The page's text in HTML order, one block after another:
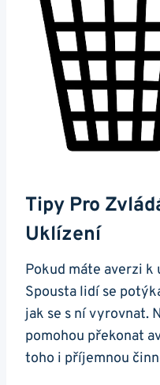
Tipy Pro
Uklízení
Pokud máte averzi
Spousta lidí se
jak se s ní vyrovnat.
pomohou překonat
toho i příjemnou